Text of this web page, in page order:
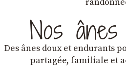
Nos
Des ânes doux et endurants
partagée, familiale et